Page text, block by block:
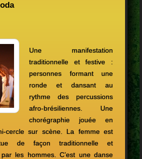
Une manifestation
traditionnelle et festive :
personnes formant une
ronde et dansant au
rythme des percussions
afro-brésiliennes. Une
chorégraphie jouée en
cercle sur scène. La femme est
de façon traditionnelle et
les hommes. C’est une danse